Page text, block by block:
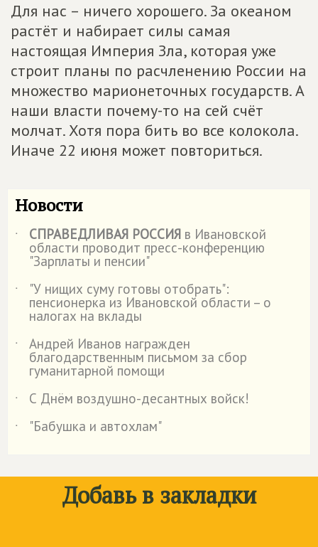
Для нас – ничего хорошего. За океаном
растёт и набирает силы самая
настоящая Империя Зла, которая уже
строит планы по расчленению России на
множество марионеточных государств. А
наши власти почему-то на сей счёт
молчат. Хотя пора бить во все колокола.
Иначе 22 июня может повториться.
Новости
˙ СПРАВЕДЛИВАЯ РОССИЯ в Ивановской
области проводит пресс-конференцию
"Зарплаты и пенсии"
˙
"У нищих суму готовы отобрать":
пенсионерка из Ивановской области – о
налогах на вклады
˙
Андрей Иванов награжден
благодарственным письмом за сбор
гуманитарной помощи
˙
С Днём воздушно-десантных войск!
˙
"Бабушка и автохлам"
Добавь в закладки